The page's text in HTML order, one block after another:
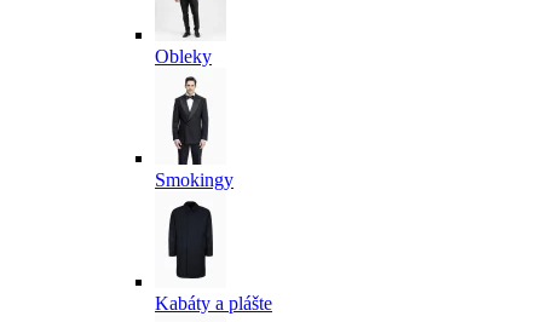
Obleky
Smokingy
Kabáty a plášte